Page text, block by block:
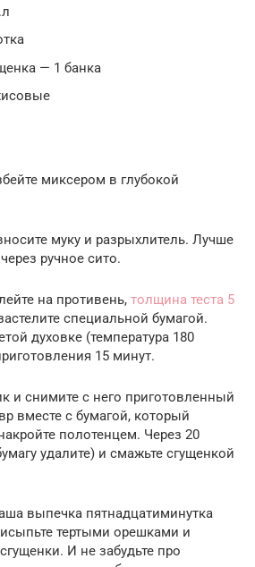
— 1 банка
миксером в глубокой
муку и разрыхлитель. Лучше
ручное сито.
на противень, толщина теста 5
специальной бумагой.
духовке (температура 180
15 минут.
и снимите с него приготовленный
вместе с бумагой, который
полотенцем. Через 20
удалите) и смажьте сгущенкой
выпечка пятнадцатиминутка
тертыми орешками и
И не забудьте про